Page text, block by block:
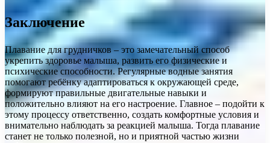
Заключение
Плавание для грудничков – это замечательный способ
укрепить здоровье малыша, развить его физические и
психические способности. Регулярные водные занятия
помогают ребёнку адаптироваться к окружающей среде,
формируют правильные двигательные навыки и
положительно влияют на его настроение. Главное – подойти к
этому процессу ответственно, создать комфортные условия и
внимательно наблюдать за реакцией малыша. Тогда плавание
станет не только полезной, но и приятной частью жизни